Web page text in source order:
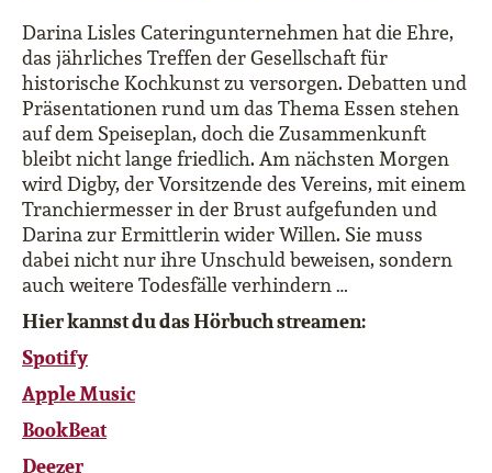
Darina Lisles Cateringunternehmen hat die Ehre,
das jährliches Treffen der Gesellschaft für
historische Kochkunst zu versorgen. Debatten und
Präsentationen rund um das Thema Essen stehen
auf dem Speiseplan, doch die Zusammenkunft
bleibt nicht lange friedlich. Am nächsten Morgen
wird Digby, der Vorsitzende des Vereins, mit einem
Tranchiermesser in der Brust aufgefunden und
Darina zur Ermittlerin wider Willen. Sie muss
dabei nicht nur ihre Unschuld beweisen, sondern
auch weitere Todesfälle verhindern …
Hier kannst du das Hörbuch streamen:
Spotify
Apple Music
BookBeat
Deezer